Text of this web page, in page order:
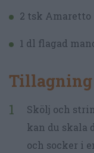
2 tsk Amaretto
1 dl flagad
Tillagning
Skölj och
kan du skala
och socker i